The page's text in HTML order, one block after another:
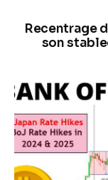
Recentrage
son